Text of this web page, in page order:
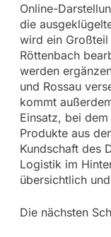
Online-
die
wird ein Großteil
Röttenbach
werden
und Rossau
kommt
Einsatz, bei
Produkte aus
Kundschaft des
Logistik im
übersichtlich
Die nächsten